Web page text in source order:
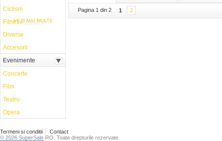
Pagina 1 din 2 1 2
Ciclism
Fitness
Diverse
Accesorii
Evenimente
Concerte
Film
Teatru
Opera
Placute
VEZI MAI MULTE
Termeni si conditii
Contact
© 2026 SuperSale RO. Toate drepturile rezervate.